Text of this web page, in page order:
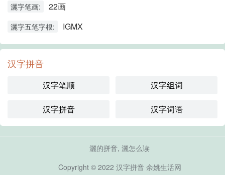
灑字笔画: 22画
灑字五笔字根: IGMX
汉字拼音
汉字笔顺 汉字组词
汉字拼音 汉字词语
灑的拼音, 灑怎么读
Copyright © 2022 汉字拼音余姚生活网